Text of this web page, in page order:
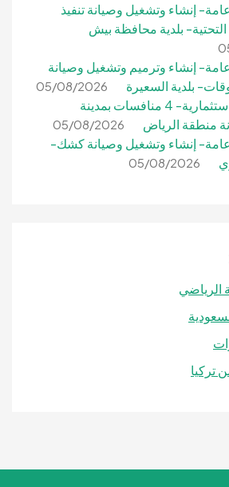
إنشاء وتشغيل وصيانة تنفيذ
التحتية- بلدية محافظة بيش
إنشاء وترميم وتشغيل وصيانة
بلدية السعيرة
05/08/2026
منافسة استثمارية- 4 منافسات بمدينة
منطقة الرياض
05/08/2026
إنشاء وتشغيل وصيانة كشك-
05/08/2026
الرياضي
تركيا